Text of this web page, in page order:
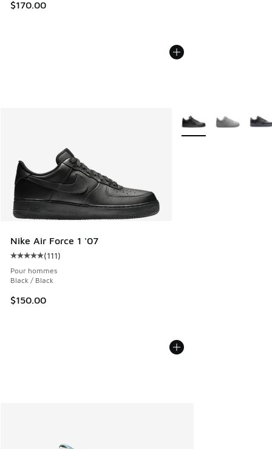
$170.00
Nike Air Force 1 '07
Cote moyenne du client - [5 sur 5 étoiles], 111
(111)
Pour hommes
Black / Black
$150.00
Plus de couleurs